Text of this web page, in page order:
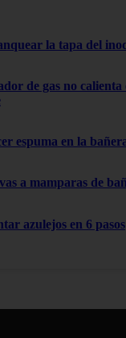
la tapa del
de gas no calienta
espuma en la
a mamparas de
azulejos en 6 pasos